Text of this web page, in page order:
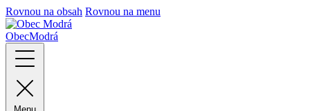
Rovnou na obsah Rovnou na menu
ObecModrá